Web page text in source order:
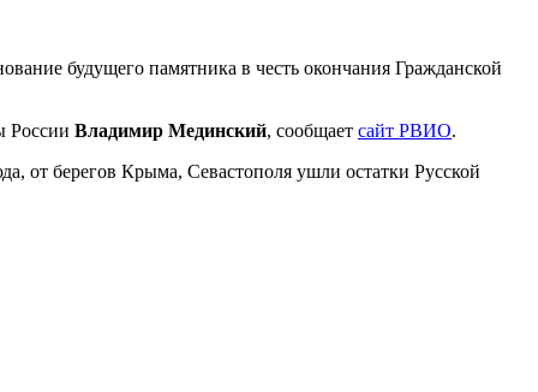
будущего памятника в честь окончания Гражданской
России Владимир Мединский, сообщает сайт РВИО.
от берегов Крыма, Севастополя ушли остатки Русской